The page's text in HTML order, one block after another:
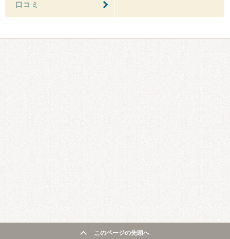
口コミ
このページの先頭へ